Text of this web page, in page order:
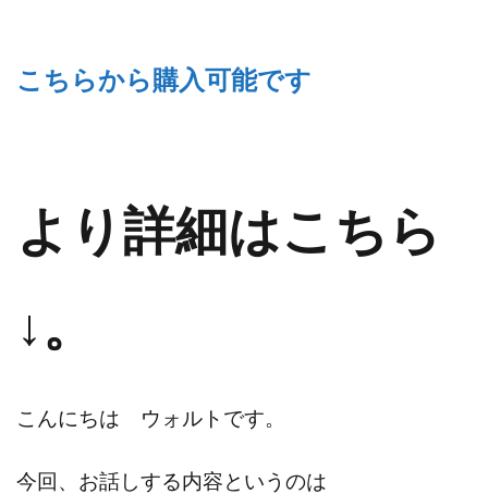
こちらから購入可能です
より詳細はこちら
↓。
こんにちは ウォルトです。
今回、お話しする内容というのは